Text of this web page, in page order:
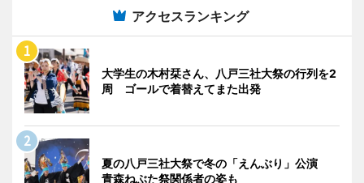
アクセスランキング
大学生の木村栞さん、八戸三社大祭の行列を2
周 ゴールで着替えてまた出発
夏の八戸三社大祭で冬の「えんぶり」公演
青森ねぶた祭関係者の姿も